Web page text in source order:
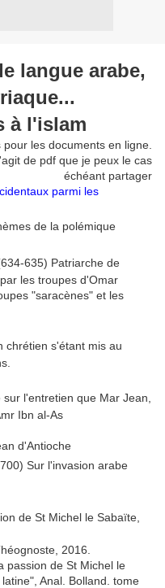
langue arabe,
à l'islam
les documents en ligne.
de pdf que je peux le cas
échéant partager
parmi les
de la polémique
635) Patriarche de
les troupes d'Omar
"saracènes" et les
chrétien s'étant mis au
l'entretien que Mar Jean,
Ibn al-As
d'Antioche
Sur l'invasion arabe
de St Michel le Sabaïte,
2016.
passion de St Michel le
Anal. Bolland. tome